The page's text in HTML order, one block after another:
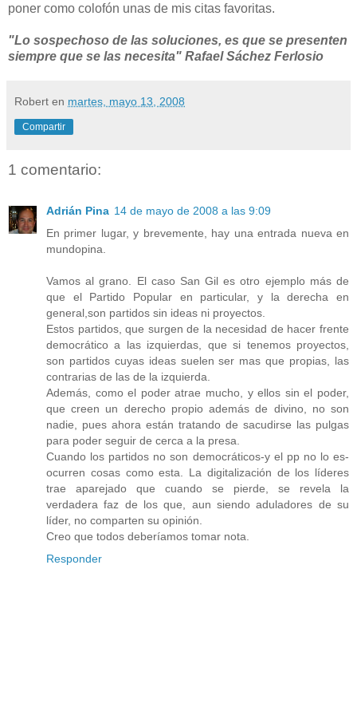
poner como colofón unas de mis citas favoritas.
"Lo sospechoso de las soluciones, es que se presenten
siempre que se las necesita" Rafael Sáchez Ferlosio
Robert en martes, mayo 13, 2008
Compartir
1 comentario:
Adrián Pina 14 de mayo de 2008 a las 9:09
En primer lugar, y brevemente, hay una entrada nueva en
mundopina.
Vamos al grano. El caso San Gil es otro ejemplo más de
que el Partido Popular en particular, y la derecha en
general,son partidos sin ideas ni proyectos.
Estos partidos, que surgen de la necesidad de hacer frente
democrático a las izquierdas, que si tenemos proyectos,
son partidos cuyas ideas suelen ser mas que propias, las
contrarias de las de la izquierda.
Además, como el poder atrae mucho, y ellos sin el poder,
que creen un derecho propio además de divino, no son
nadie, pues ahora están tratando de sacudirse las pulgas
para poder seguir de cerca a la presa.
Cuando los partidos no son democráticos-y el pp no lo es-
ocurren cosas como esta. La digitalización de los líderes
trae aparejado que cuando se pierde, se revela la
verdadera faz de los que, aun siendo aduladores de su
líder, no comparten su opinión.
Creo que todos deberíamos tomar nota.
Responder